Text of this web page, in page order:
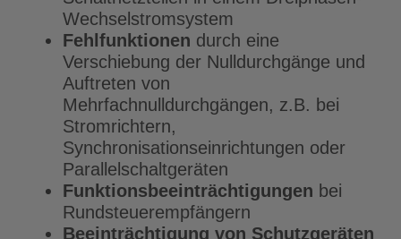
Wechselstromsystem
Fehlfunktionen durch eine
Verschiebung der Nulldurchgänge und
Auftreten von
Mehrfachnulldurchgängen, z.B. bei
Stromrichtern,
Synchronisationseinrichtungen oder
Parallelschaltgeräten
Funktionsbeeinträchtigungen bei
Rundsteuerempfängern
Beeinträchtigung von Schutzgeräten